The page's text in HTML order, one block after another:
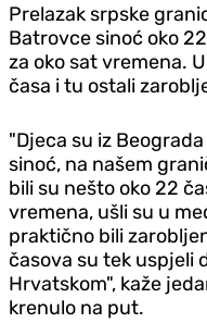
Prelazak srpske
Batrovce sinoć oko
za oko sat vremena.
časa i tu ostali
"D‌jeca su iz
sinoć, na našem
bili su nešto oko 22
vremena, ušli su u
praktično bili
časova su tek uspjeli
Hrvatskom", kaže
krenulo na put.